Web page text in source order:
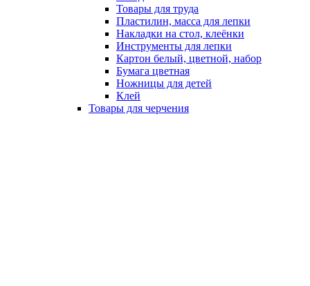
Товары для труда
Пластилин, масса для лепки
Накладки на стол, клеёнки
Инструменты для лепки
Картон белый, цветной, набор
Бумага цветная
Ножницы для детей
Клей
Товары для черчения